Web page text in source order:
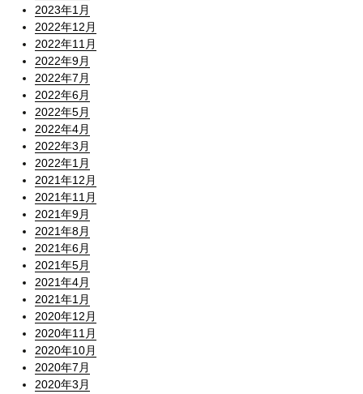
2023年1月
2022年12月
2022年11月
2022年9月
2022年7月
2022年6月
2022年5月
2022年4月
2022年3月
2022年1月
2021年12月
2021年11月
2021年9月
2021年8月
2021年6月
2021年5月
2021年4月
2021年1月
2020年12月
2020年11月
2020年10月
2020年7月
2020年3月